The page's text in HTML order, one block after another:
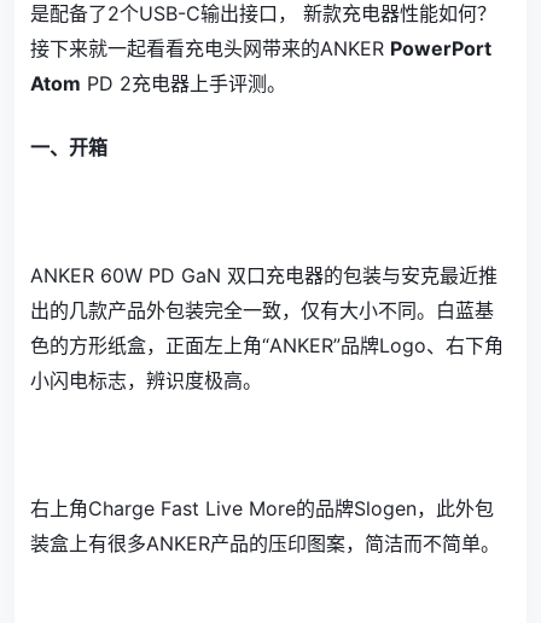
是配备了2个USB-C输出接口， 新款充电器性能如何？
接下来就一起看看充电头网带来的ANKER PowerPort
Atom PD 2充电器上手评测。
一、开箱
ANKER 60W PD GaN 双口充电器的包装与安克最近推
出的几款产品外包装完全一致，仅有大小不同。白蓝基
色的方形纸盒，正面左上角“ANKER”品牌Logo、右下角
小闪电标志，辨识度极高。
右上角Charge Fast Live More的品牌Slogen，此外包
装盒上有很多ANKER产品的压印图案，简洁而不简单。